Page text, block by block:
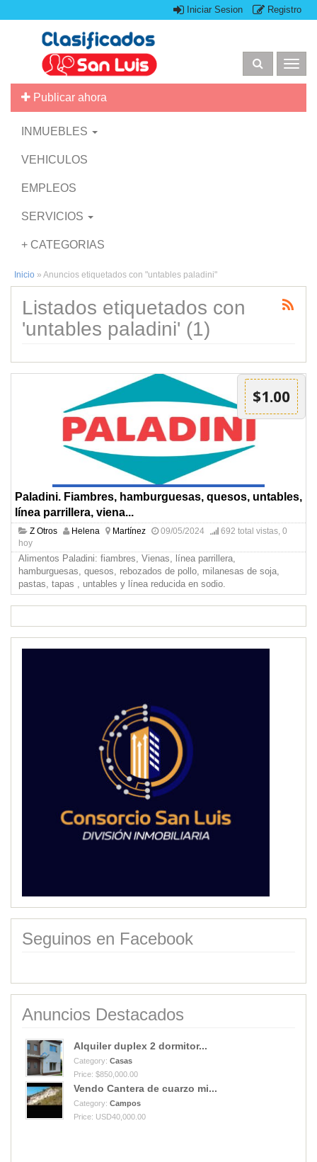
Iniciar Sesion Registro
Publicar ahora
INMUEBLES
VEHICULOS
EMPLEOS
SERVICIOS
+ CATEGORIAS
Inicio » Anuncios etiquetados con "untables paladini"
Listados etiquetados con
'untables paladini' (1)
$1.00
Paladini. Fiambres, hamburguesas, quesos, untables,
línea parrillera, viena...
Z Otros Helena Martínez 09/05/2024
692 total vistas, 0
hoy
Alimentos Paladini: fiambres, Vienas, línea parrillera,
hamburguesas, quesos, rebozados de pollo, milanesas de soja,
pastas, tapas , untables y línea reducida en sodio.
Seguinos en Facebook
Anuncios Destacados
Alquiler duplex 2 dormitor...
Category: Casas
Price: $850,000.00
Vendo Cantera de cuarzo mi...
Category: Campos
Price: USD40,000.00